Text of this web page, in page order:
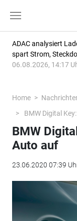
ADAC analysiert
spart Strom,
06.08.2026, 14:17
Home
BMW Digital
BMW
Auto auf
23.06.2020 07:39